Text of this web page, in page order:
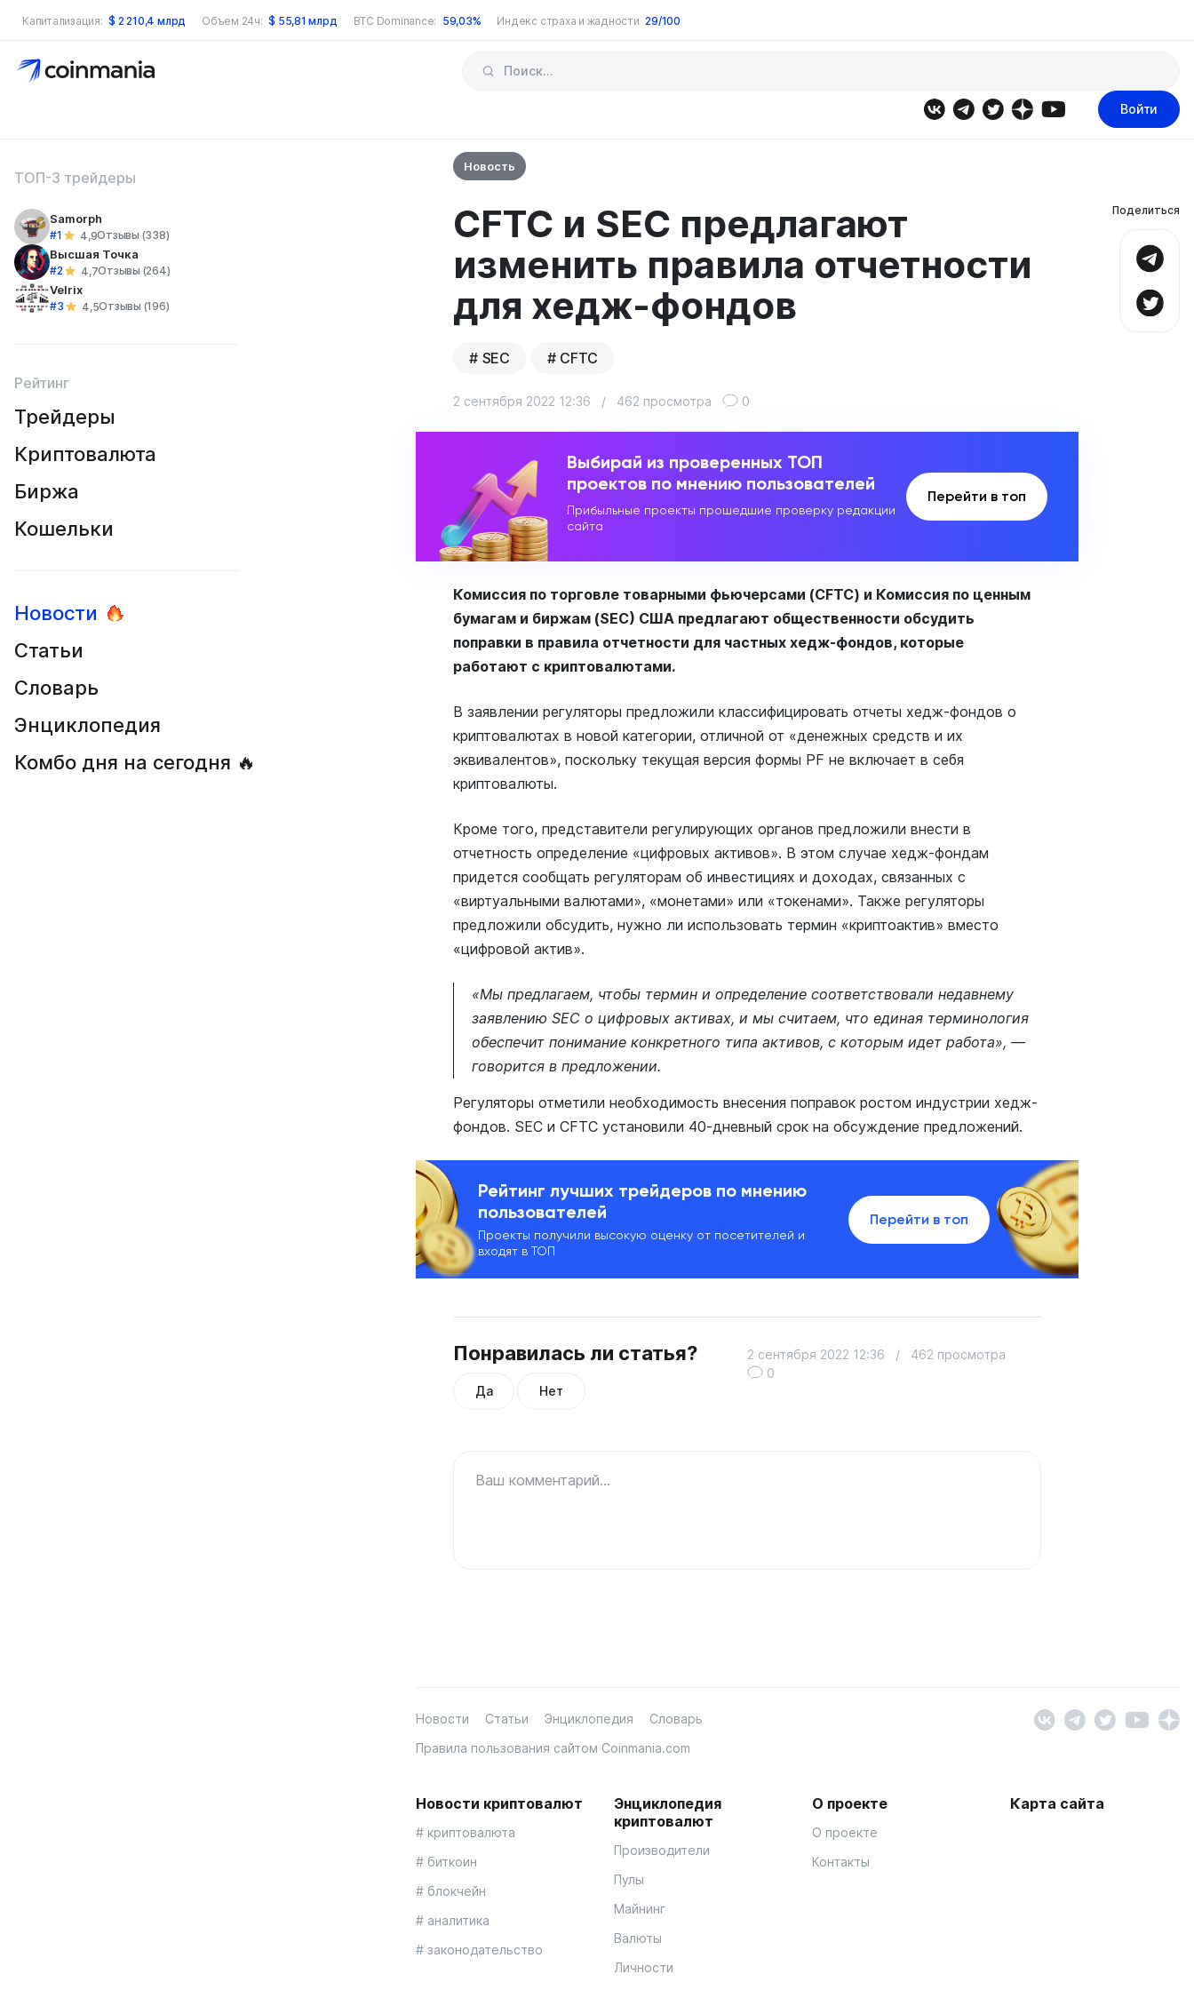
Капитализация: $ 2 210,4 млрд Объем 24ч: $ 55,81 млрд BTC Dominance: 59,03% Индекс страха и жадности 29/100
по сайту
Войти
ТОП-3 трейдеры
Samorph
#1 4,9Отзывы (338)
Высшая Точка
#2 4,7Отзывы (264)
Velrix
#3 4,5Отзывы (196)
Рейтинг
Трейдеры
Криптовалюта
Биржа
Кошельки
Новости
Статьи
Словарь
Энциклопедия
Комбо дня на сегодня 🔥
Новость
CFTC и SEC предлагают
изменить правила отчетности
для хедж-фондов
SEC CFTC
2 сентября 2022 12:36 / 462 просмотра 0
Выбирай из проверенных ТОП
проектов по мнению пользователей
Прибыльные проекты прошедшие проверку редакции
сайта
Перейти в топ
Комиссия по торговле товарными фьючерсами (CFTC) и Комиссия по ценным
бумагам и биржам (SEC) США предлагают общественности обсудить
поправки в правила отчетности для частных хедж-фондов, которые
работают с криптовалютами.
В заявлении регуляторы предложили классифицировать отчеты хедж-фондов о
криптовалютах в новой категории, отличной от «денежных средств и их
эквивалентов», поскольку текущая версия формы PF не включает в себя
криптовалюты.
Кроме того, представители регулирующих органов предложили внести в
отчетность определение «цифровых активов». В этом случае хедж-фондам
придется сообщать регуляторам об инвестициях и доходах, связанных с
«виртуальными валютами», «монетами» или «токенами». Также регуляторы
предложили обсудить, нужно ли использовать термин «криптоактив» вместо
«цифровой актив».
«Мы предлагаем, чтобы термин и определение соответствовали недавнему
заявлению SEC о цифровых активах, и мы считаем, что единая терминология
обеспечит понимание конкретного типа активов, с которым идет работа», —
говорится в предложении.
Регуляторы отметили необходимость внесения поправок ростом индустрии хедж-
фондов. SEC и CFTC установили 40-дневный срок на обсуждение предложений.
Рейтинг лучших трейдеров по мнению
пользователей
Проекты получили высокую оценку от посетителей и
входят в ТОП
Перейти в топ
Понравилась ли статья?
Да Нет
2 сентября 2022 12:36 /
462 просмотра
0
Ваш комментарий...
Поделиться
Новости Статьи Энциклопедия
Словарь
Правила пользования сайтом Coinmania.com
Новости криптовалют
# криптовалюта
# биткоин
# блокчейн
# аналитика
# законодательство
Энциклопедия
криптовалют
Производители
Пулы
Майнинг
Валюты
Личности
О проекте
О проекте
Контакты
Карта сайта